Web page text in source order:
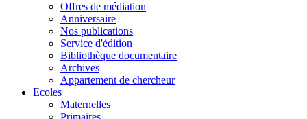
Offres de médiation
Anniversaire
Nos publications
Service d'édition
Bibliothèque documentaire
Archives
Appartement de chercheur
Ecoles
Maternelles
Primaires